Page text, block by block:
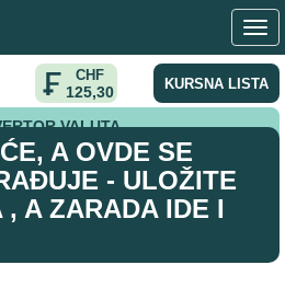
CHF
125,30 KURSNA LISTA
VALUTA
sade cveće, a ovde se ozbiljno zarađuje -
i do 250.000.
A OVDE SE
- ULOŽITE
, A ZARADA IDE I